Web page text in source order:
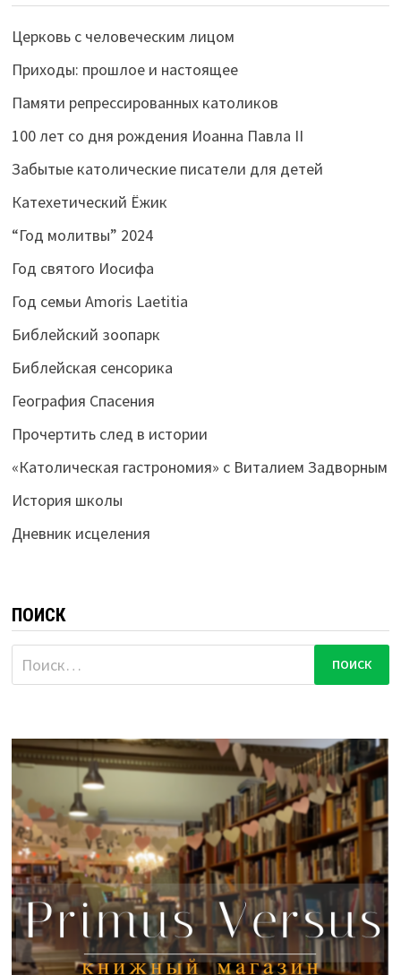
Церковь с человеческим лицом
Приходы: прошлое и настоящее
Памяти репрессированных католиков
100 лет со дня рождения Иоанна Павла II
Забытые католические писатели для детей
Катехетический Ёжик
“Год молитвы” 2024
Год святого Иосифа
Год семьи Amoris Laetitia
Библейский зоопарк
Библейская сенсорика
География Спасения
Прочертить след в истории
«Католическая гастрономия» с Виталием Задворным
История школы
Дневник исцеления
ПОИСК
Найти: